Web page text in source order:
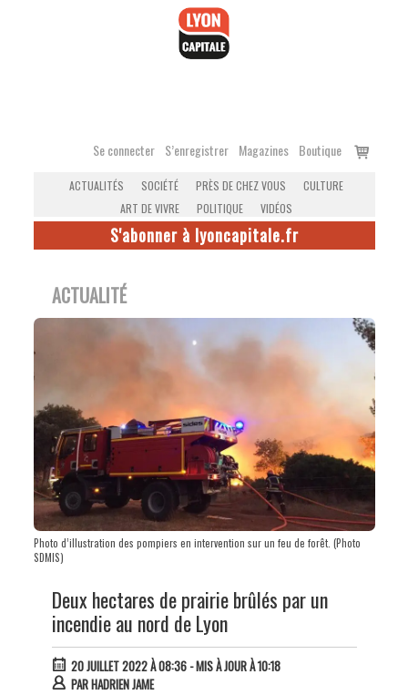
Se connecter S’enregistrer Magazines Boutique
Voir
ACTUALITÉS SOCIÉTÉ PRÈS DE CHEZ VOUS
CULTURE
ART DE VIVRE
POLITIQUE VIDÉOS
S'abonner à lyoncapitale.fr
ACTUALITÉ
Photo d’illustration des pompiers en intervention sur un feu de forêt. (Photo
SDMIS)
Deux hectares de prairie brûlés par un
incendie au nord de Lyon
20 JUILLET 2022 À 08:36- MIS À JOUR À 10:18
PARHADRIEN JAME